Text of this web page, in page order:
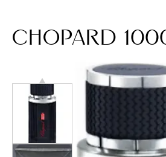
chopard